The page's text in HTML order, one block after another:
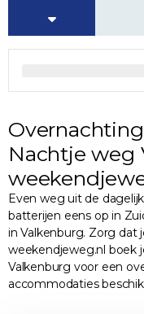
Nachtje weg
Even weg uit de
batterijen eens op in
in Valkenburg. Zorg dat
weekendjeweg.nl boek
Valkenburg voor een
accommodaties